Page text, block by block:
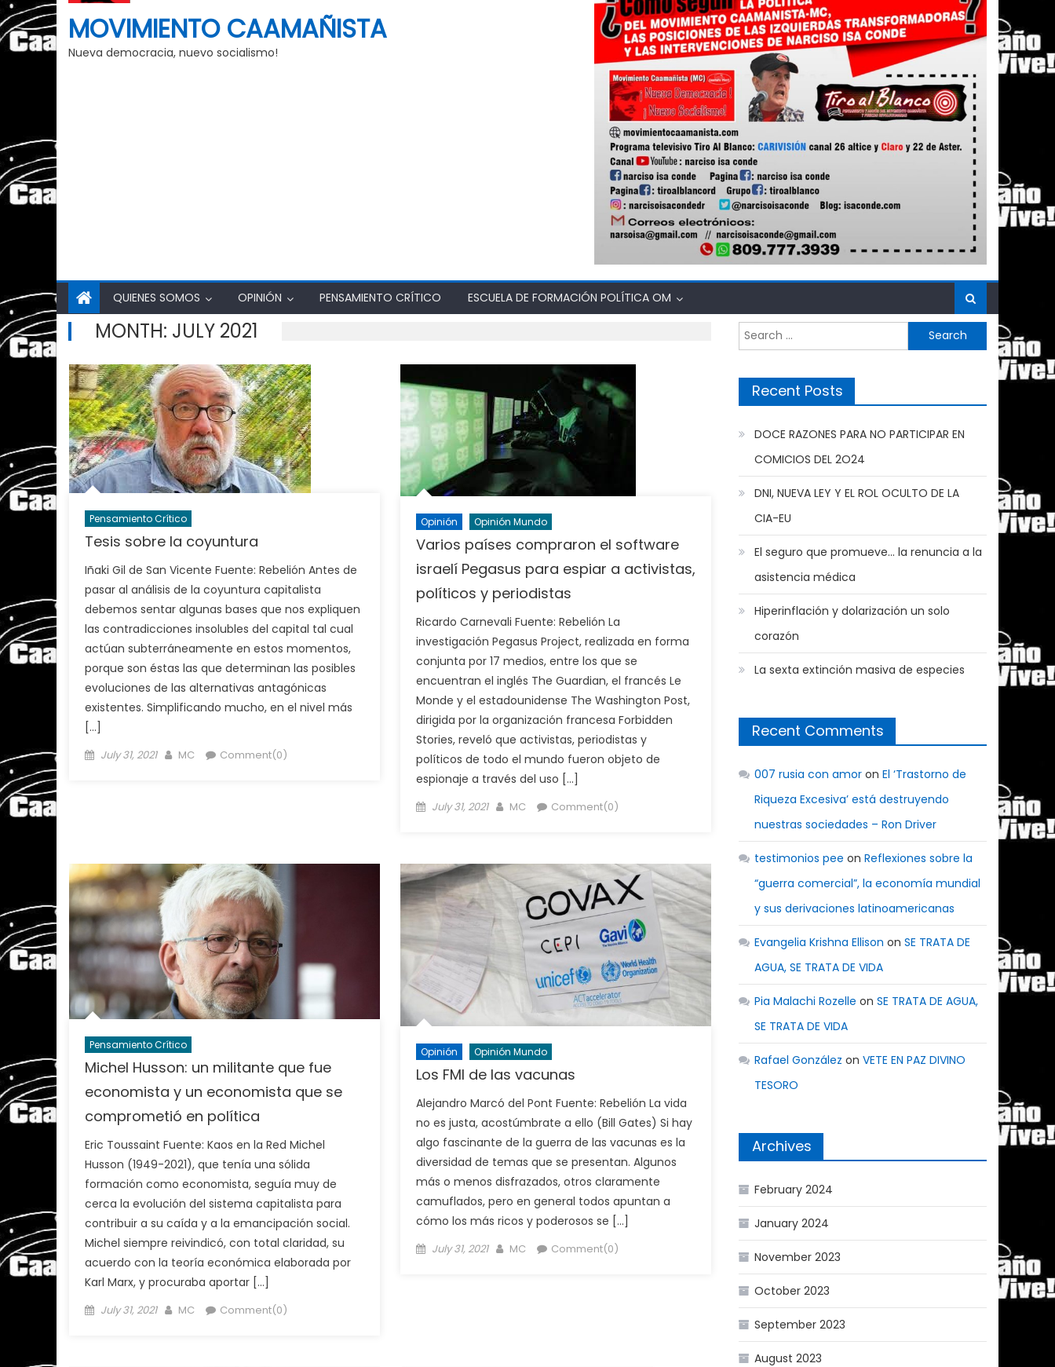
MOVIMIENTO CAAMAÑISTA
Nueva democracia, nuevo socialismo!
QUIENES SOMOS OPINIÓN PENSAMIENTO CRÍTICO ESCUELA DE FORMACIÓN POLÍTICA OM
MONTH: JULY 2021
Pensamiento Crítico
Tesis sobre la coyuntura
Iñaki Gil de San Vicente Fuente: Rebelión Antes de
pasar al análisis de la coyuntura capitalista
debemos sentar algunas bases que nos expliquen
las contradicciones insolubles del capital tal cual
actúan subterráneamente en estos momentos,
porque son éstas las que determinan las posibles
evoluciones de las alternativas antagónicas
existentes. Simplificando mucho, en el nivel más
[…]
Posted
July 31, 2021 Author
MC Comment(0)
Opinión Opinión Mundo
Varios países compraron el software
israelí Pegasus para espiar a activistas,
políticos y periodistas
Ricardo Carnevali Fuente: Rebelión La
investigación Pegasus Project, realizada en forma
conjunta por 17 medios, entre los que se
encuentran el inglés The Guardian, el francés Le
Monde y el estadounidense The Washington Post,
dirigida por la organización francesa Forbidden
Stories, reveló que activistas, periodistas y
políticos de todo el mundo fueron objeto de
espionaje a través del uso […]
Posted
July 31, 2021 Author
MC Comment(0)
Pensamiento Crítico
Michel Husson: un militante que fue
economista y un economista que se
comprometió en política
Eric Toussaint Fuente: Kaos en la Red Michel
Husson (1949-2021), que tenía una sólida
formación como economista, seguía muy de
cerca la evolución del sistema capitalista para
contribuir a su caída y a la emancipación social.
Michel siempre reivindicó, con total claridad, su
acuerdo con la teoría económica elaborada por
Karl Marx, y procuraba aportar […]
Posted
July 31, 2021 Author
MC Comment(0)
Opinión Opinión Mundo
Los FMI de las vacunas
Alejandro Marcó del Pont Fuente: Rebelión La vida
no es justa, acostúmbrate a ello (Bill Gates) Si hay
algo fascinante de la guerra de las vacunas es la
diversidad de temas que se presentan. Algunos
más o menos disfrazados, otros claramente
camuflados, pero en general todos apuntan a
cómo los más ricos y poderosos se […]
Posted
July 31, 2021 Author
MC Comment(0)
Search
for:
Recent Posts
DOCE RAZONES PARA NO PARTICIPAR EN
COMICIOS DEL 2O24
DNI, NUEVA LEY Y EL ROL OCULTO DE LA
CIA-EU
El seguro que promueve… la renuncia a la
asistencia médica
Hiperinflación y dolarización un solo
corazón
La sexta extinción masiva de especies
Recent Comments
007 rusia con amor onEl ‘Trastorno de
Riqueza Excesiva’ está destruyendo
nuestras sociedades – Ron Driver
testimonios pee onReflexiones sobre la
“guerra comercial”, la economía mundial
y sus derivaciones latinoamericanas
Evangelia Krishna Ellison onSE TRATA DE
AGUA, SE TRATA DE VIDA
Pia Malachi Rozelle onSE TRATA DE AGUA,
SE TRATA DE VIDA
Rafael González onVETE EN PAZ DIVINO
TESORO
Archives
February 2024
January 2024
November 2023
October 2023
September 2023
August 2023